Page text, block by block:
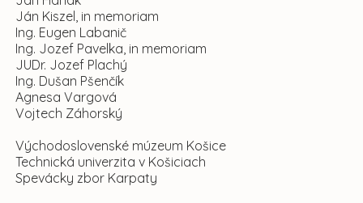
Ján Kiszel, in memoriam
Ing. Eugen Labanič
Ing. Jozef Pavelka, in memoriam
JUDr. Jozef Plachý
Ing. Dušan Pšenčík
Agnesa Vargová
Vojtech Záhorský
Východoslovenské múzeum Košice
Technická univerzita v Košiciach
Spevácky zbor Karpaty